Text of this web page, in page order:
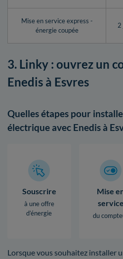
Mise en service express -
énergie coupée
2
3. Linky : ouvrez un
Enedis à Esvres
Quelles étapes pour
électrique avec Enedis à
Souscrire
à une offre
d’énergie
Mise
service
du
Lorsque vous souhaitez installer